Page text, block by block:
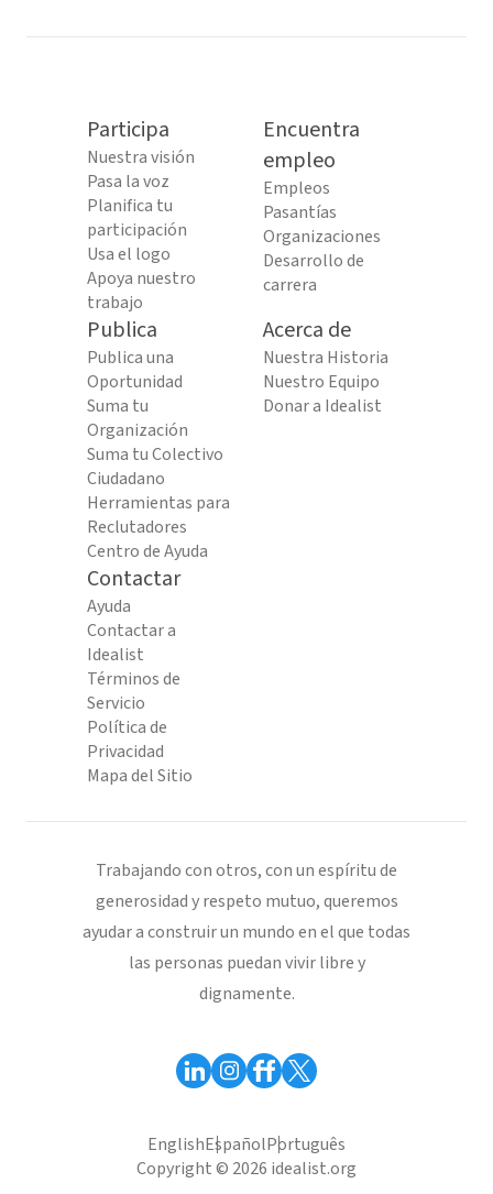
Participa
Nuestra visión
Pasa la voz
Planifica tu
participación
Usa el logo
Apoya nuestro
trabajo
Encuentra
empleo
Empleos
Pasantías
Organizaciones
Desarrollo de
carrera
Publica
Publica una
Oportunidad
Suma tu
Organización
Suma tu Colectivo
Ciudadano
Herramientas para
Reclutadores
Centro de Ayuda
Acerca de
Nuestra Historia
Nuestro Equipo
Donar a Idealist
Contactar
Ayuda
Contactar a
Idealist
Términos de
Servicio
Política de
Privacidad
Mapa del Sitio
Trabajando con otros, con un espíritu de
generosidad y respeto mutuo, queremos
ayudar a construir un mundo en el que todas
las personas puedan vivir libre y
dignamente.
EnglishEspañolPortuguês
Copyright © 2026 idealist.org